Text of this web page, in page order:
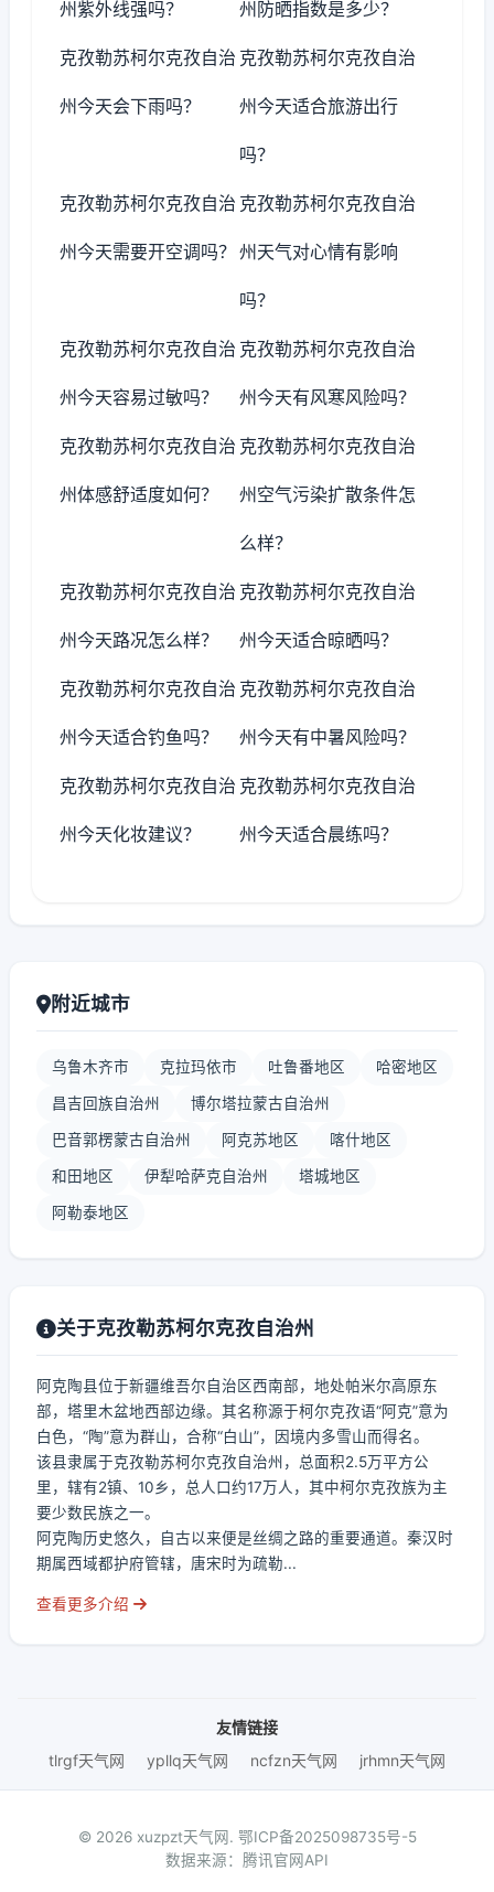
州紫外线强吗？ 州防晒指数是多少？
克孜勒苏柯尔克孜自治
州今天会下雨吗？
克孜勒苏柯尔克孜自治
州今天适合旅游出行
吗？
克孜勒苏柯尔克孜自治
州今天需要开空调吗？
克孜勒苏柯尔克孜自治
州天气对心情有影响
吗？
克孜勒苏柯尔克孜自治
州今天容易过敏吗？
克孜勒苏柯尔克孜自治
州今天有风寒风险吗？
克孜勒苏柯尔克孜自治
州体感舒适度如何？
克孜勒苏柯尔克孜自治
州空气污染扩散条件怎
么样？
克孜勒苏柯尔克孜自治
州今天路况怎么样？
克孜勒苏柯尔克孜自治
州今天适合晾晒吗？
克孜勒苏柯尔克孜自治
州今天适合钓鱼吗？
克孜勒苏柯尔克孜自治
州今天有中暑风险吗？
克孜勒苏柯尔克孜自治
州今天化妆建议？
克孜勒苏柯尔克孜自治
州今天适合晨练吗？
附近城市
乌鲁木齐市 克拉玛依市 吐鲁番地区 哈密地区
昌吉回族自治州 博尔塔拉蒙古自治州
巴音郭楞蒙古自治州 阿克苏地区 喀什地区
和田地区 伊犁哈萨克自治州 塔城地区
阿勒泰地区
关于克孜勒苏柯尔克孜自治州
阿克陶县位于新疆维吾尔自治区西南部，地处帕米尔高原东
部，塔里木盆地西部边缘。其名称源于柯尔克孜语“阿克”意为
白色，“陶”意为群山，合称“白山”，因境内多雪山而得名。
该县隶属于克孜勒苏柯尔克孜自治州，总面积2.5万平方公
里，辖有2镇、10乡，总人口约17万人，其中柯尔克孜族为主
要少数民族之一。
阿克陶历史悠久，自古以来便是丝绸之路的重要通道。秦汉时
期属西域都护府管辖，唐宋时为疏勒...
查看更多介绍
友情链接
tlrgf天气网
ypllq天气网 ncfzn天气网 jrhmn天气网
© 2026 xuzpzt天气网. 鄂ICP备2025098735号-5
数据来源：腾讯官网API